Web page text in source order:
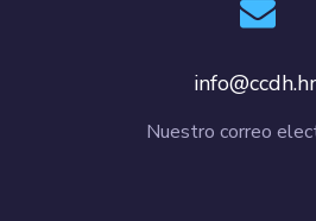
Nuestro correo